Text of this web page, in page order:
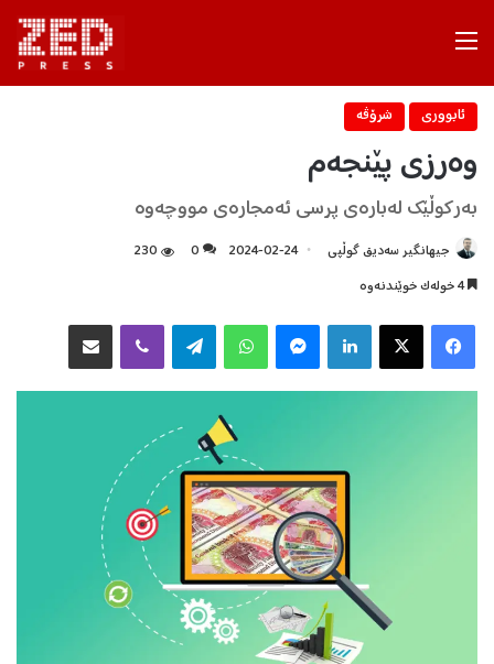
ئابووری شرۆڤه‌
وه‌رزی پێنجه‌م
به‌ركوڵێك له‌باره‌ی پرسی ئه‌مجاره‌ی مووچه‌وه‌
جیهانگیر سەدیق گوڵپی 2024-02-24
0
230
4 خولەک خوێندنەوە
X
Telegram